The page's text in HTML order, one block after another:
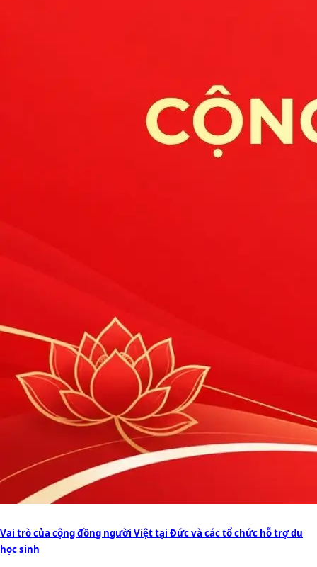
Vai trò của cộng đồng người Việt tại Đức và các tổ chức hỗ trợ du
học sinh